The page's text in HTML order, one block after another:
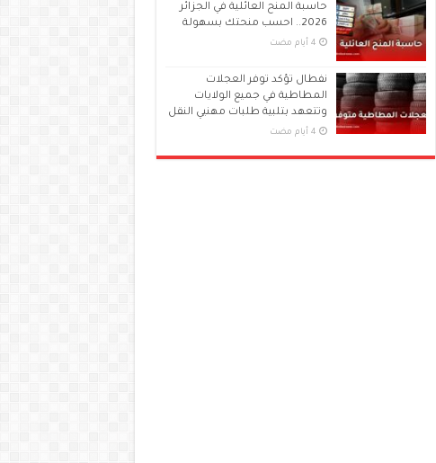
حاسبة المنح العائلية في الجزائر
2026.. احسب منحتك بسهولة
نفطال تؤكد توفر العجلات
المطاطية في جميع الولايات
وتتعهد بتلبية طلبات مهنيي النقل